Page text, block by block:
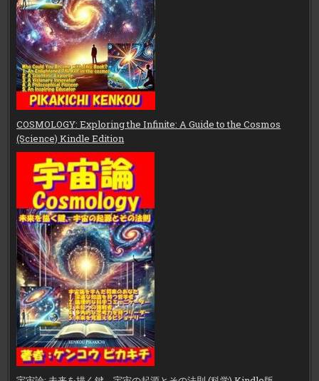
COSMOLOGY: Exploring the Infinite: A Guide to the Cosmos
(Science) Kindle Edition